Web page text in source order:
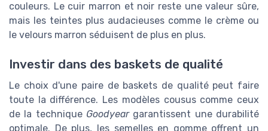
couleurs. Le cuir marron et noir reste une valeur sûre,
mais les teintes plus audacieuses comme le crème ou
le velours marron séduisent de plus en plus.
Investir dans des baskets de qualité
Le choix d'une paire de baskets de qualité peut faire
toute la différence. Les modèles cousus comme ceux
de la technique Goodyeargarantissent une durabilité
optimale. De plus, les semelles en gomme offrent un